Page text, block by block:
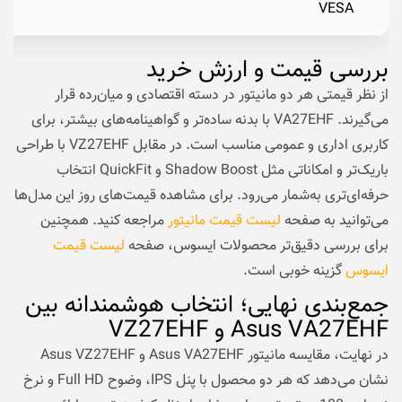
VESA
بررسی قیمت و ارزش خرید
از نظر قیمتی هر دو مانیتور در دسته اقتصادی و میان‌رده قرار
می‌گیرند. VA27EHF با بدنه ساده‌تر و گواهینامه‌های بیشتر، برای
کاربری اداری و عمومی مناسب است. در مقابل VZ27EHF با طراحی
باریک‌تر و امکاناتی مثل Shadow Boost و QuickFit انتخاب
حرفه‌ای‌تری به‌شمار می‌رود. برای مشاهده قیمت‌های روز این مدل‌ها
می‌توانید به صفحه لیست قیمت مانیتورمراجعه کنید. همچنین
برای بررسی دقیق‌تر محصولات ایسوس، صفحه لیست قیمت
ایسوسگزینه خوبی است.
جمع‌بندی نهایی؛ انتخاب هوشمندانه بین
Asus VA27EHF و VZ27EHF
در نهایت، مقایسه مانیتور Asus VA27EHF و Asus VZ27EHF
نشان می‌دهد که هر دو محصول با پنل IPS، وضوح Full HD و نرخ